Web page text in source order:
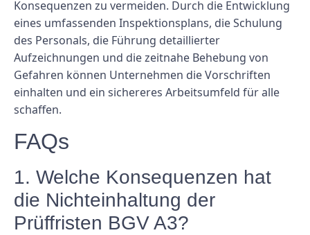
Konsequenzen zu vermeiden. Durch die Entwicklung
eines umfassenden Inspektionsplans, die Schulung
des Personals, die Führung detaillierter
Aufzeichnungen und die zeitnahe Behebung von
Gefahren können Unternehmen die Vorschriften
einhalten und ein sichereres Arbeitsumfeld für alle
schaffen.
FAQs
1. Welche Konsequenzen hat
die Nichteinhaltung der
Prüffristen BGV A3?